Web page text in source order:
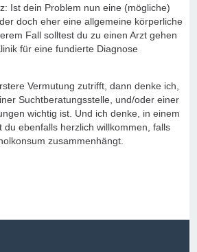
Ist dein Problem nun eine (mögliche)
doch eher eine allgemeine körperliche
Fall solltest du zu einen Arzt gehen
für eine fundierte Diagnose
Vermutung zutrifft, dann denke ich,
Suchtberatungsstelle, und/oder einer
wichtig ist. Und ich denke, in einem
du ebenfalls herzlich willkommen, falls
zusammenhängt.